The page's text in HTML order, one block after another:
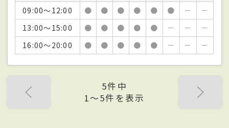
09:00～12:00
● ● ● ● ● ● －
－
13:00～15:00
● ● ● ● ● － －
－
16:00～20:00
● ● ● ● ● － － －
5件中
1〜5件を表示